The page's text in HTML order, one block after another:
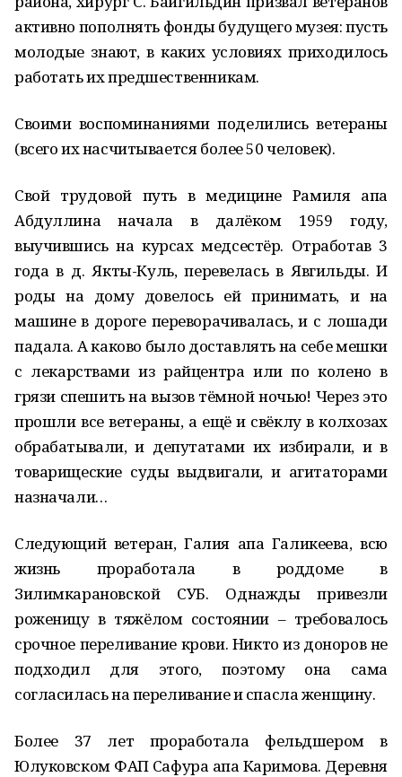
активно пополнять фонды будущего музея: пусть
молодые знают, в каких условиях приходилось
работать их предшественникам.
Своими воспоминаниями поделились ветераны
(всего их насчитывается более 50 человек).
Свой трудовой путь в медицине Рамиля апа
Абдуллина начала в далёком 1959 году,
выучившись на курсах медсестёр. Отработав 3
года в д. Якты-Куль, перевелась в Явгильды. И
роды на дому довелось ей принимать, и на
машине в дороге переворачивалась, и с лошади
падала. А каково было доставлять на себе мешки
с лекарствами из райцентра или по колено в
грязи спешить на вызов тёмной ночью! Через это
прошли все ветераны, а ещё и свёклу в колхозах
обрабатывали, и депутатами их избирали, и в
товарищеские суды выдвигали, и агитаторами
назначали…
Следующий ветеран, Галия апа Галикеева, всю
жизнь проработала в роддоме в
Зилимкарановской СУБ. Однажды привезли
роженицу в тяжёлом состоянии – требовалось
срочное переливание крови. Никто из доноров не
подходил для этого, поэтому она сама
согласилась на переливание и спасла женщину.
Более 37 лет проработала фельдшером в
Юлуковском ФАП Сафура апа Каримова. Деревня